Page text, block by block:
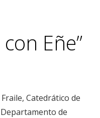
Eñe”
Catedrático de
de